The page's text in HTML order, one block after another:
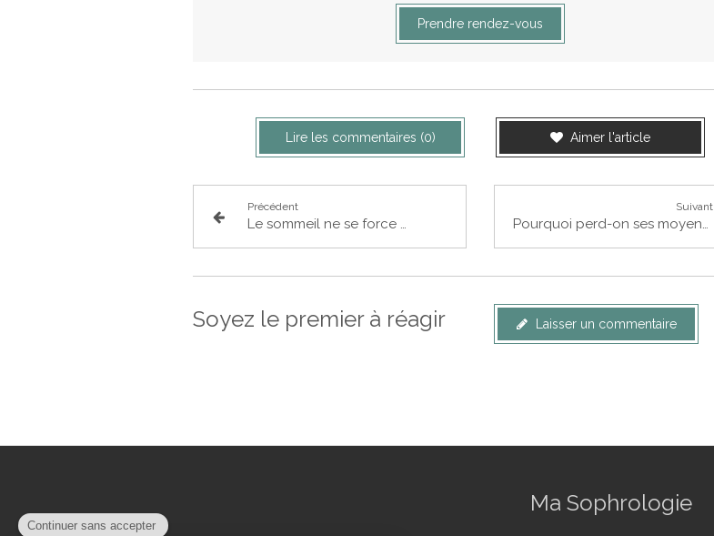
Prendre rendez-vous
Lire les commentaires (0) Aimer l'article
Précédent
Le sommeil ne se force pas, il se prépare
Suivant
Pourquoi perd-on ses moyens le jour d’un examen ? (Et comment l’éviter)
Soyez le premier à réagir Laisser un commentaire
Ma Sophrologie